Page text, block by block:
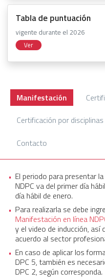
Tabla de puntuación
vigente durante el 2026
Ver
Manifestación
Certificación por disciplinas
Contacto
El periodo para presentar
NDPC va del primer día
día hábil de enero.
Para realizarla se debe
Manifestación en línea
y el video de inducción,
acuerdo al sector
En caso de aplicar los
DPC 5, también es
DPC 2, según corresponda.